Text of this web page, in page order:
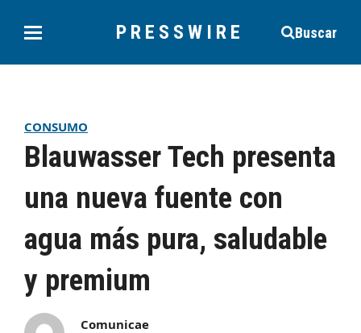
PRESSWIRE Buscar
CONSUMO
Blauwasser Tech presenta
una nueva fuente con
agua más pura, saludable
y premium
Comunicae